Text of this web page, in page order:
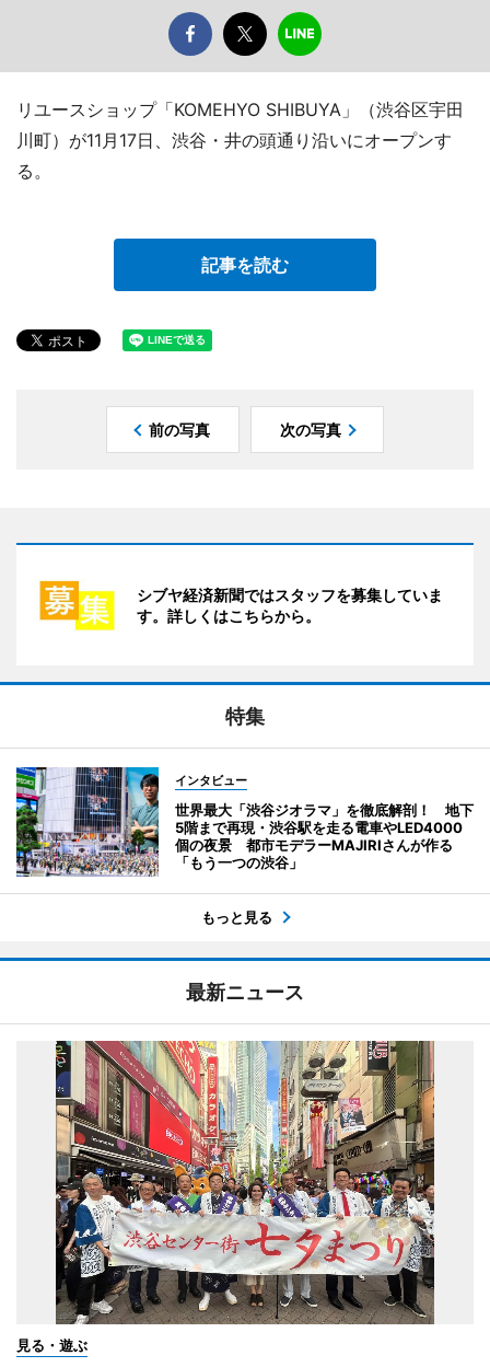
リユースショップ「KOMEHYO SHIBUYA」（渋谷区宇田
川町）が11月17日、渋谷・井の頭通り沿いにオープンす
る。
記事を読む
前の写真 次の写真
シブヤ経済新聞ではスタッフを募集していま
す。詳しくはこちらから。
特集
インタビュー
世界最大「渋谷ジオラマ」を徹底解剖！ 地下
5階まで再現・渋谷駅を走る電車やLED4000
個の夜景 都市モデラーMAJIRIさんが作る
「もう一つの渋谷」
もっと見る
最新ニュース
見る・遊ぶ